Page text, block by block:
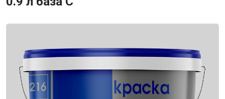
Сухие строительные смеси
Ещё 2